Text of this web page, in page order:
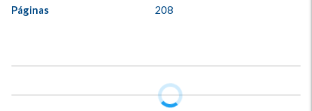
Páginas
208